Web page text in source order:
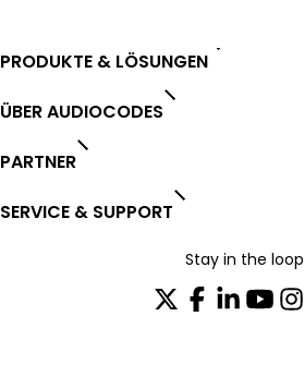
PRODUKTE & LÖSUNGEN
ÜBER AUDIOCODES
PARTNER
SERVICE & SUPPORT
Stay in the loop